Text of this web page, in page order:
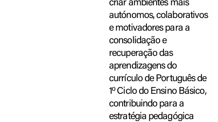
criar ambientes mais
autónomos, colaborativos
e motivadores para a
consolidação e
recuperação das
aprendizagens do
currículo de Português de
1º Ciclo do Ensino Básico,
contribuindo para a
estratégia pedagógica